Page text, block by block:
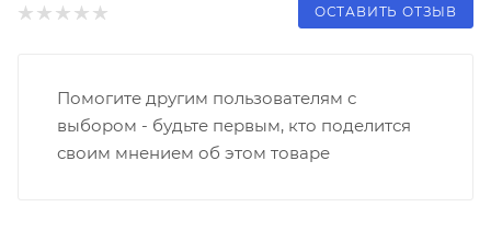
ОСТАВИТЬ ОТЗЫВ
Помогите другим пользователям с
выбором - будьте первым, кто поделится
своим мнением об этом товаре